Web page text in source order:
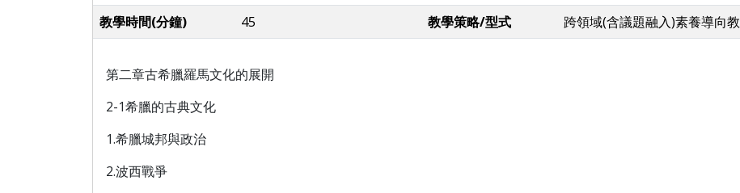
教學時間(分鐘)
45 教學策略/型式 跨領域(含議題融入)素養導向
第二章古希臘羅馬文化的展開
2-1希臘的古典文化
1.希臘城邦與政治
2.波西戰爭